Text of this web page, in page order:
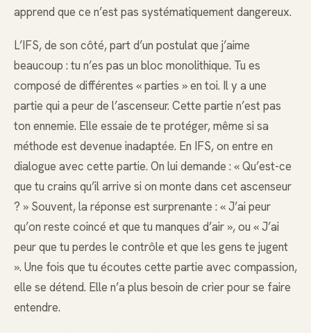
apprend que ce n’est pas systématiquement dangereux.
L’IFS, de son côté, part d’un postulat que j’aime
beaucoup : tu n’es pas un bloc monolithique. Tu es
composé de différentes « parties » en toi. Il y a une
partie qui a peur de l’ascenseur. Cette partie n’est pas
ton ennemie. Elle essaie de te protéger, même si sa
méthode est devenue inadaptée. En IFS, on entre en
dialogue avec cette partie. On lui demande : « Qu’est-ce
que tu crains qu’il arrive si on monte dans cet ascenseur
? » Souvent, la réponse est surprenante : « J’ai peur
qu’on reste coincé et que tu manques d’air », ou « J’ai
peur que tu perdes le contrôle et que les gens te jugent
». Une fois que tu écoutes cette partie avec compassion,
elle se détend. Elle n’a plus besoin de crier pour se faire
entendre.